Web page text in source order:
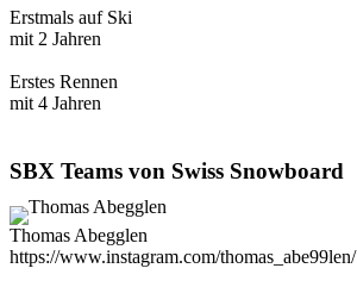
Erstmals auf Ski
mit 2 Jahren
Erstes Rennen
mit 4 Jahren
SBX Teams von Swiss Snowboard
Thomas Abegglen
https://www.instagram.com/thomas_abe99len/